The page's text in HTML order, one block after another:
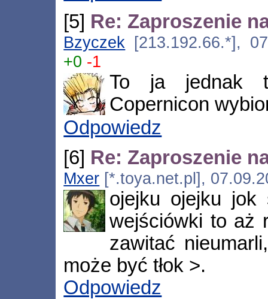
[5] Re: Zaproszenie
Bzyczek [213.192.66.*],
+0 -1
To ja jednak
Copernicon
Odpowiedz
[6] Re: Zaproszenie
Mxer [*.toya.net.pl],
ojejku ojejku
wejściówki to aż
zawitać
może być tłok >.
Odpowiedz